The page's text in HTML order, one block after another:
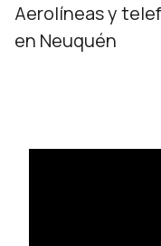
Aerolíneas y
en Neuquén